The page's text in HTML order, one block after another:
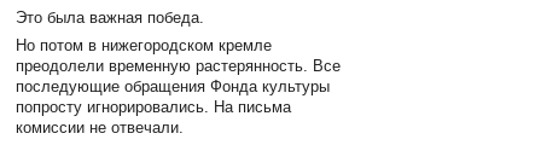
Это была важная победа.
Но потом в нижегородском кремле
преодолели временную растерянность. Все
последующие обращения Фонда культуры
попросту игнорировались. На письма
комиссии не отвечали.